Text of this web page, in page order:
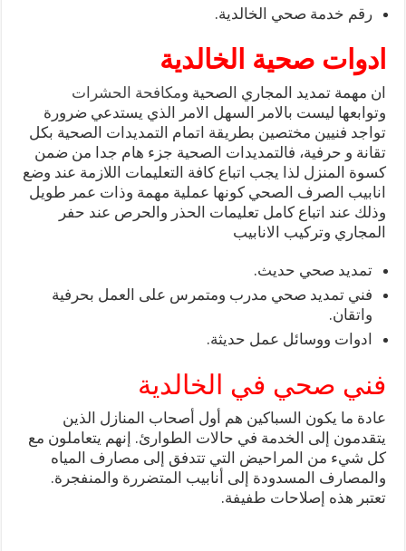
رقم خدمة صحي الخالدية.
ادوات صحية الخالدية
ان مهمة تمديد المجاري الصحية ومكافحة الحشرات
وتوابعها ليست بالامر السهل الامر الذي يستدعي ضرورة
تواجد فنيين مختصين بطريقة اتمام التمديدات الصحية بكل
تقانة و حرفية، فالتمديدات الصحية جزء هام جدا من ضمن
كسوة المنزل لذا يجب اتباع كافة التعليمات اللازمة عند وضع
انابيب الصرف الصحي كونها عملية مهمة وذات عمر طويل
وذلك عند اتباع كامل تعليمات الحذر والحرص عند حفر
المجاري وتركيب الانابيب
تمديد صحي حديث.
فني تمديد صحي مدرب ومتمرس على العمل بحرفية
واتقان.
ادوات ووسائل عمل حديثة.
فني صحي في الخالدية
عادة ما يكون السباكين هم أول أصحاب المنازل الذين
يتقدمون إلى الخدمة في حالات الطوارئ. إنهم يتعاملون مع
كل شيء من المراحيض التي تتدفق إلى مصارف المياه
والمصارف المسدودة إلى أنابيب المتضررة والمنفجرة.
تعتبر هذه إصلاحات طفيفة.